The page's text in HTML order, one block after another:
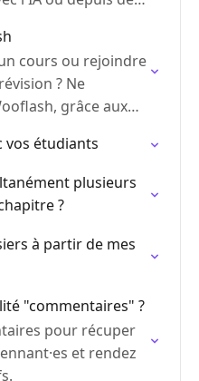
cours ou rejoindre
? Ne
grâce aux
vos étudiants
plusieurs
?
à partir de mes
"commentaires" ?
pour récuper
et rendez